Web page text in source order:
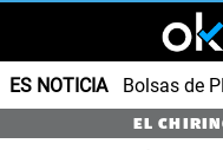
ES NOTICIA Bolsas de
EL